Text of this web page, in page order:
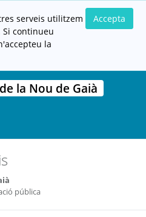
serveis utilitzem
continueu
la
Accepta
la Nou de Gaià
pública